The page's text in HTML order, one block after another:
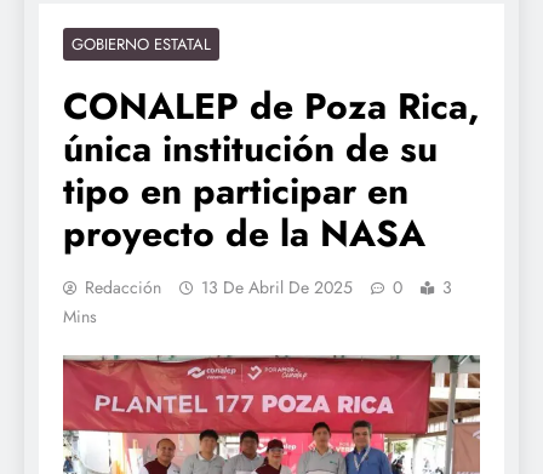
GOBIERNO ESTATAL
CONALEP de Poza Rica,
única institución de su
tipo en participar en
proyecto de la NASA
Redacción 13 De Abril De 2025 0
3
Mins